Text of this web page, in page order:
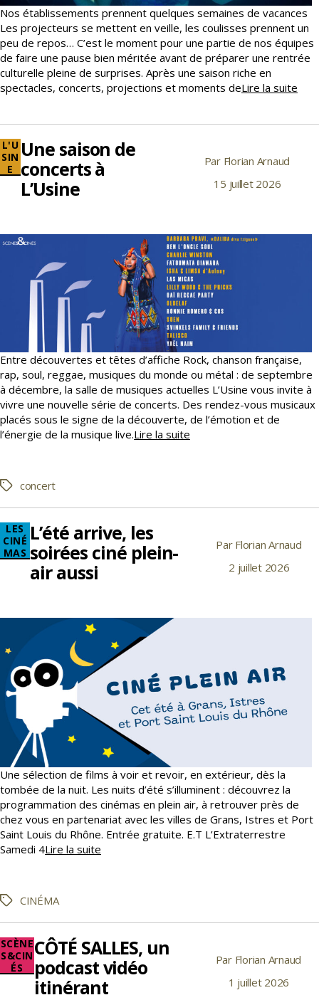
Nos établissements prennent quelques semaines de vacances
Les projecteurs se mettent en veille, les coulisses prennent un
peu de repos… C’est le moment pour une partie de nos équipes
de faire une pause bien méritée avant de préparer une rentrée
culturelle pleine de surprises. Après une saison riche en
spectacles, concerts, projections et moments deLire la suite
Catégories
L'U
SIN
E
Une saison de
concerts à
L’Usine
Auteur
l’article
Par Florian Arnaud
Date15 juillet 2026
Entre découvertes et têtes d’affiche Rock, chanson française,
rap, soul, reggae, musiques du monde ou métal : de septembre
à décembre, la salle de musiques actuelles L’Usine vous invite à
vivre une nouvelle série de concerts. Des rendez-vous musicaux
placés sous le signe de la découverte, de l’émotion et de
l’énergie de la musique live.Lire la suite
L’Usine
Étiquettes
concert
Catégories
LES
CINÉ
MAS
L’été arrive, les
soirées ciné plein-
air aussi
Auteur
l’article
Par Florian Arnaud
Date2 juillet 2026
Une sélection de films à voir et revoir, en extérieur, dès la
tombée de la nuit. Les nuits d’été s’illuminent : découvrez la
programmation des cinémas en plein air, à retrouver près de
chez vous en partenariat avec les villes de Grans, Istres et Port
Saint Louis du Rhône. Entrée gratuite. E.T L’Extraterrestre
Samedi 4Lire la suite
plein-
aussi
Étiquettes
CINÉMA
Catégories
SCÈNE
S&CIN
ÉS
CÔTÉ SALLES, un
podcast vidéo
itinérant
Auteur
l’article
Par Florian Arnaud
Date1 juillet 2026